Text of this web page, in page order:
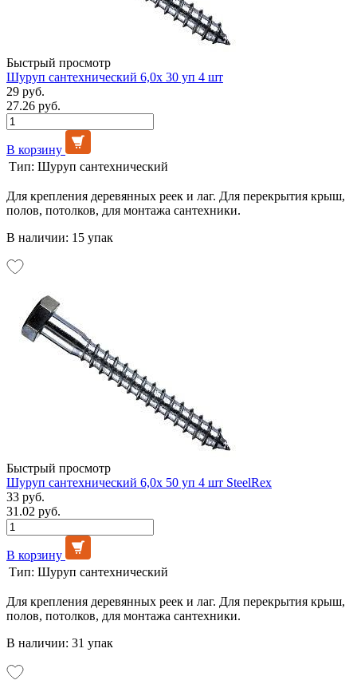
Быстрый просмотр
Шуруп сантехнический 6,0х 30 уп 4 шт
29 руб.
27.26 руб.
В корзину
Тип: Шуруп сантехнический
Для крепления деревянных реек и лаг. Для перекрытия крыш,
полов, потолков, для монтажа сантехники.
В наличии: 15 упак
Быстрый просмотр
Шуруп сантехнический 6,0х 50 уп 4 шт SteelRex
33 руб.
31.02 руб.
В корзину
Тип: Шуруп сантехнический
Для крепления деревянных реек и лаг. Для перекрытия крыш,
полов, потолков, для монтажа сантехники.
В наличии: 31 упак